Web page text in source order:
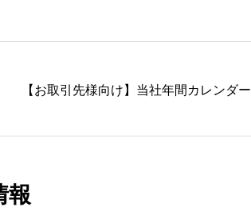
【お取引先様向け】当社年間カレンダー
報